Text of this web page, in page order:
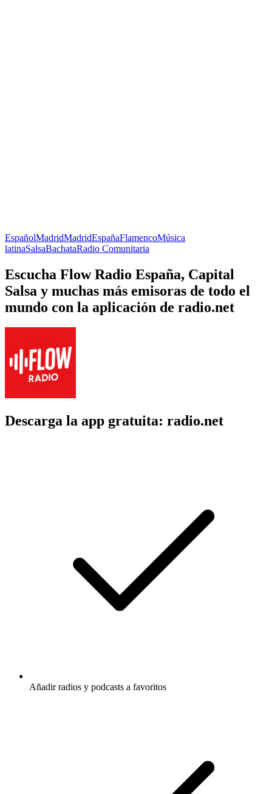
EspañolMadridMadridEspañaFlamencoMúsica
latinaSalsaBachataRadio Comunitaria
Escucha Flow Radio España, Capital
Salsa y muchas más emisoras de todo el
mundo con la aplicación de radio.net
Descarga la app gratuita: radio.net
Añadir radios y podcasts a favoritos